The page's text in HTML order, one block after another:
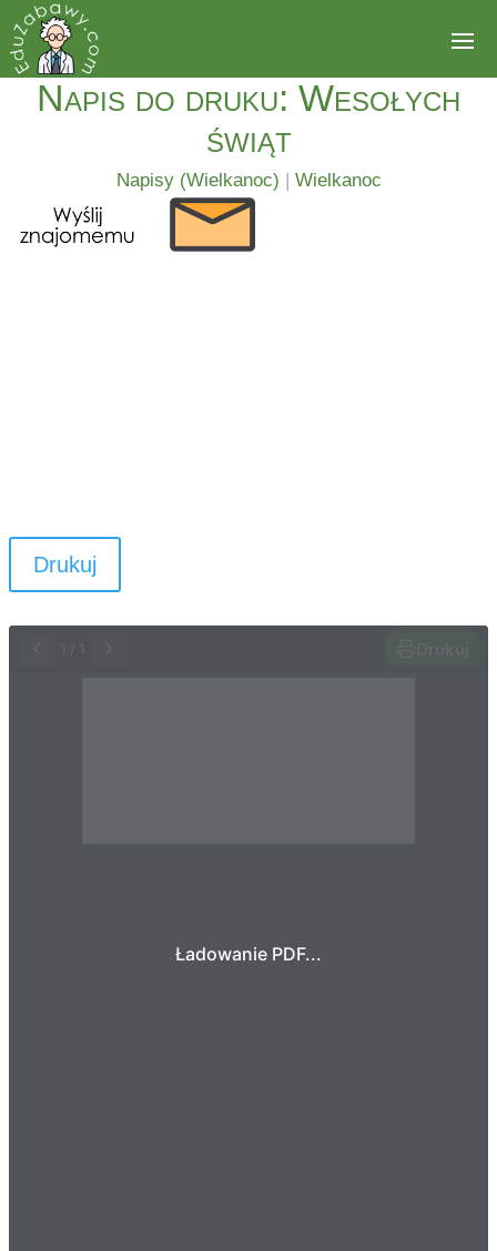
Napis do druku: Wesołych
świąt
Napisy (Wielkanoc) | Wielkanoc
Drukuj
Ładowanie PDF...